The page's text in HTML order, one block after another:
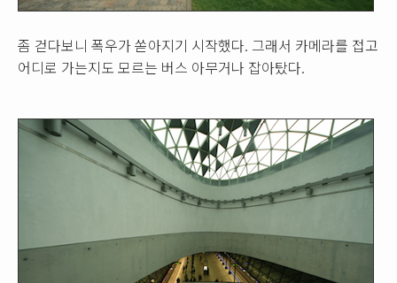
좀 걷다보니 폭우가 쏟아지기 시작했다. 그래서 카메라를 접고
어디로 가는지도 모르는 버스 아무거나 잡아탔다.